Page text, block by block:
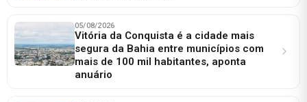
05/08/2026
Vitória da Conquista é a cidade mais
segura da Bahia entre municípios com
mais de 100 mil habitantes, aponta
anuário